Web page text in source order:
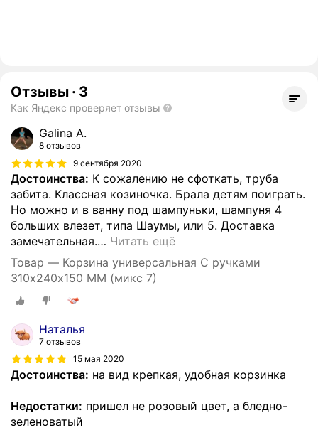
Отзывы · 3
Как Яндекс проверяет отзывы
Galina A.
8 отзывов
9 сентября 2020
Достоинства: К сожалению не сфоткать, труба
забита. Классная козиночка. Брала детям поиграть.
Но можно и в ванну под шампуньки, шампуня 4
больших влезет, типа Шаумы, или 5. Доставка
замечательная.… Читать ещё
Товар — Корзина универсальная С ручками
310х240х150 ММ (микс 7)
Наталья
7 отзывов
15 мая 2020
Достоинства: на вид крепкая, удобная корзинка
Недостатки: пришел не розовый цвет, а бледно-
зеленоватый